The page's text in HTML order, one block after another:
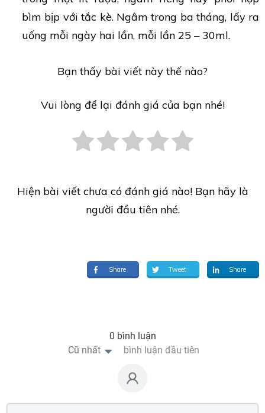
bìm bịp với tắc kè. Ngâm trong ba tháng, lấy ra
uống mỗi ngày hai lần, mỗi lần 25 – 30ml.
Bạn thấy bài viết này thế nào?
Vui lòng để lại đánh giá của bạn nhé!
Hiện bài viết chưa có đánh giá nào! Bạn hãy là
người đầu tiên nhé.
Share Tweet Share
0 bình luận
Cũ nhất
bình luận đầu tiên